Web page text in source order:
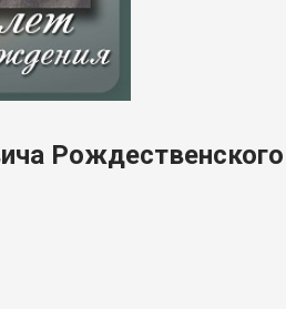
Рождественского